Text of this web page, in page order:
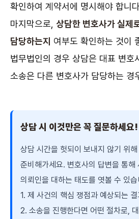
확인하여 계약서에 명시해야 합니
마지막으로, 상담한 변호사가 실제
담당하는지 여부도 확인하는 것이
법무법인의 경우 상담은 대표 변호
소송은 다른 변호사가 담당하는 경
상담 시 이것만은 꼭 질문하세요!
상담 시간을 헛되이 보내지 않기 위해
준비해가세요. 변호사의 답변을 통해
의뢰인을 대하는 태도를 엿볼 수 있습
1. 제 사건의 핵심 쟁점과 예상되는
2. 소송을 진행한다면 어떤 절차로,